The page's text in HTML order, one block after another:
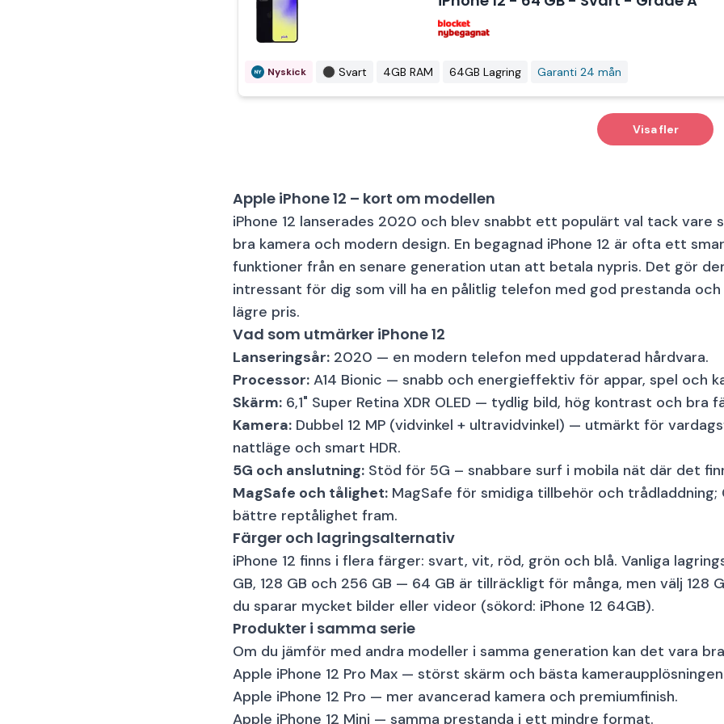
Svart 4GB RAM 64GB Lagring
Apple iPhone 12 64 GB svart
Okej skick Svart 4GB RAM 64GB Lagring
Apple iPhone 12 64 GB vit
Bra skick Vit 4GB RAM 64GB Lagring
Apple iPhone 12 128 GB blå
Blå 4GB RAM 128GB Lagring
Apple iPhone 12 mobil 64GB svart
Bra skick Svart 4GB RAM 128GB Lagring
Nyskick Svart 4GB RAM 64GB Lagring Garanti 24 mån
Visa fler
Apple iPhone 12 – kort om modellen
iPhone 12 lanserades 2020 och blev snabbt ett populärt val tack vare
bra kamera och modern design. En begagnad iPhone 12 är ofta ett
funktioner från en senare generation utan att betala nypris. Det gör
intressant för dig som vill ha en pålitlig telefon med god prestanda
lägre pris.
Vad som utmärker iPhone 12
Lanseringsår: 2020 — en modern telefon med uppdaterad hårdvara.
Processor: A14 Bionic — snabb och energieffektiv för appar, spel och
Skärm: 6,1" Super Retina XDR OLED — tydlig bild, hög kontrast och bra
Kamera: Dubbel 12 MP (vidvinkel + ultravidvinkel) — utmärkt för
nattläge och smart HDR.
5G och anslutning: Stöd för 5G – snabbare surf i mobila nät där det
MagSafe och tålighet: MagSafe för smidiga tillbehör och trådladdning;
bättre reptålighet fram.
Färger och lagringsalternativ
iPhone 12 finns i flera färger: svart, vit, röd, grön och blå. Vanliga
GB, 128 GB och 256 GB — 64 GB är tillräckligt för många, men välj 128
du sparar mycket bilder eller videor (sökord: iPhone 12 64GB).
Produkter i samma serie
Om du jämför med andra modeller i samma generation kan det vara
Apple iPhone 12 Pro Max — störst skärm och bästa
Apple iPhone 12 Pro — mer avancerad kamera och premiumfinish.
Apple iPhone 12 Mini — samma prestanda i ett mindre format.